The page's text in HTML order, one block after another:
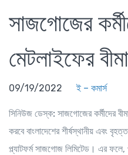
সাজগোজের
মেটলাইফের
09/19/2022 ই – কমার্স
সিনিউজ ডেস্ক: সাজগোজের কর্মীদের
করবে বাংলাদেশের শীর্ষস্থানীয় এবং
প্ল্যাটফর্ম সাজগোজ লিমিটেড। এর ফলে,